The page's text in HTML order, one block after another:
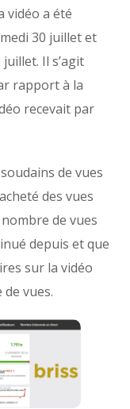
vidéo a été
30 juillet et
Il s’agit
rapport à la
recevait par
de vues
des vues
de vues
depuis et que
sur la vidéo
vues.